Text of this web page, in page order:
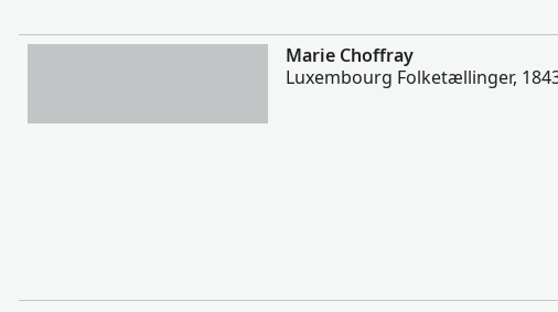
Mere
Marie Choffray
Luxembourg Folketællinger,